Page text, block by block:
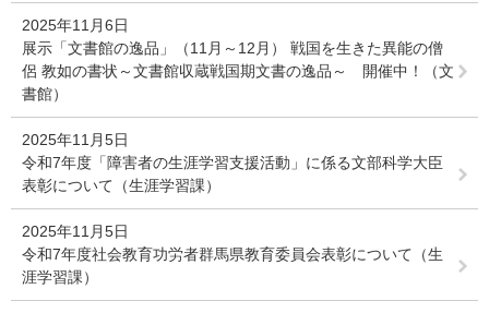
2025年11月6日
展示「文書館の逸品」（11月～12月） 戦国を生きた異能の僧
侶 教如の書状～文書館収蔵戦国期文書の逸品～ 開催中！（文
書館）
2025年11月5日
令和7年度「障害者の生涯学習支援活動」に係る文部科学大臣
表彰について（生涯学習課）
2025年11月5日
令和7年度社会教育功労者群馬県教育委員会表彰について（生
涯学習課）